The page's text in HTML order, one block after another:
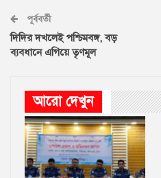
পূর্ববর্তী
দিদির দখলেই পশ্চিমবঙ্গ, বড়
ব্যবধানে এগিয়ে তৃণমূল
আরো দেখুন